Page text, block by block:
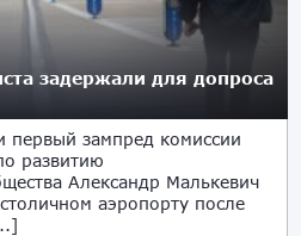
задержали для допроса
первый зампред комиссии
развитию
Александр Малькевич
аэропорту после